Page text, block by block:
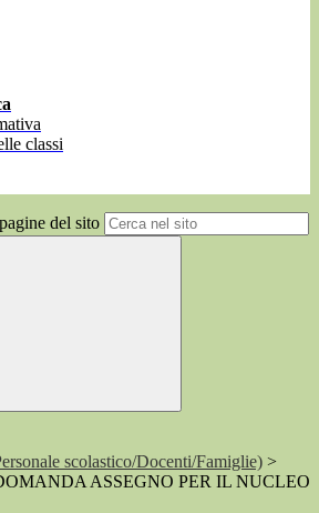
classi
del sito
scolastico/Docenti/Famiglie) >
ASSEGNO PER IL NUCLEO